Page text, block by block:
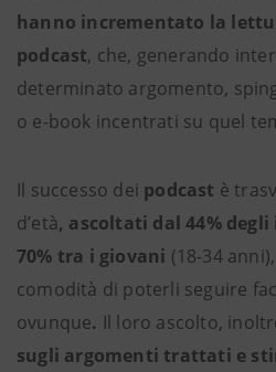
hanno incrementato la
podcast, che, generando
determinato argomento,
o e-book incentrati su quel
Il successo dei podcast è
d’età, ascoltati dal 44%
70% tra i giovani (18-34 anni),
comodità di poterli seguire
ovunque. Il loro ascolto,
sugli argomenti trattati e